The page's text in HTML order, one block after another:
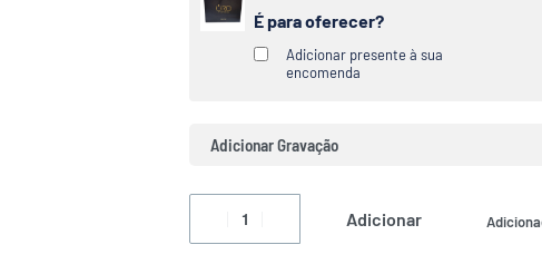
É para oferecer?
Adicionar presente à sua
encomenda
Adicionar Gravação
Adicionar